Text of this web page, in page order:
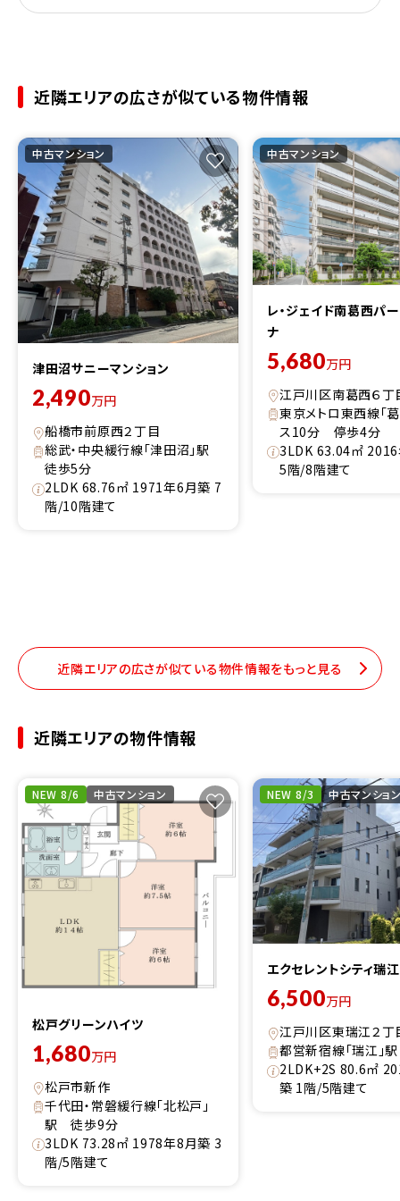
近隣エリアの広さが似ている物件情報
中古マンション
津田沼サニーマンション
2,490万円
船橋市前原西２丁目
総武・中央緩行線「津田沼」駅
徒歩5分
2LDK 68.76㎡ 1971年6月築 7
階/10階建て
中古マンション
レ・ジェイド南葛西パ
ナ
5,680万円
江戸川区南葛西６丁
東京メトロ東西線「
ス10分 停歩4分
3LDK 63.04㎡
5階/8階建て
近隣エリアの広さが似ている物件情報をもっと見る
近隣エリアの物件情報
NEW 8/6 中古マンション
松戸グリーンハイツ
1,680万円
松戸市新作
千代田・常磐緩行線「北松戸」
駅 徒歩9分
3LDK 73.28㎡ 1978年8月築 3
階/5階建て
NEW 8/3 中古マンショ
エクセレントシティ瑞
6,500万円
江戸川区東瑞江２丁
都営新宿線「瑞江
2LDK+2S 80.6㎡
築 1階/5階建て